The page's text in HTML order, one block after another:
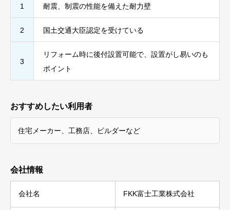
1 耐震、制震の性能を備えた耐力壁
2 国土交通大臣認定を受けている
3
リフォーム時に後付設置可能で、設置がし易いのも
ポイント
おすすめしたい利用者
住宅メーカー、工務店、ビルダーなど
会社情報
会社名 FKK富士工業株式会社